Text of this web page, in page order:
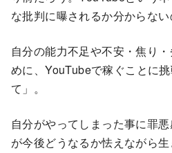
な批判に曝されるか分からない
自分の能力不足や不安・焦り
めに、YouTubeで稼ぐことに
て」。
自分がやってしまった事に罪
が今後どうなるか怯えながら生